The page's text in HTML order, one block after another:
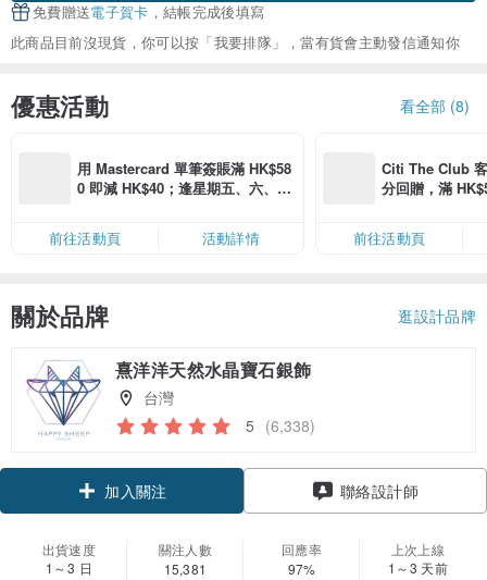
免費贈送電子賀卡 ，結帳完成後填寫
此商品目前沒現貨，你可以按「我要排隊」，當有貨會主動發信通知你
優惠活動 看全部 (8)
用 Mastercard 單筆簽賬滿 HK$58
0 即減 HK$40；逢星期五、六、日
限，額滿即止，僅限「常用信用
卡」結帳）
前往活動頁 活動詳情
Citi The Club
分回贈，滿
前往活動頁
關於品牌 逛設計品牌
熹洋洋天然水晶寶石銀飾
台灣
5 (6,338)
加入關注 聯絡設計師
出貨速度
1～3 日
關注人數
15,381
回應率
97%
上次上線
1～3 天前